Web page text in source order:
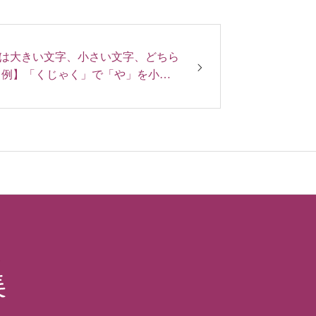
大きい文字、小さい文字、どちら
】「くじゃく」で「や」を小さ